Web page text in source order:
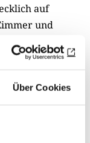
Über Cookies
auf
und
gefühlt?
so ging doch
wieder
in seinem